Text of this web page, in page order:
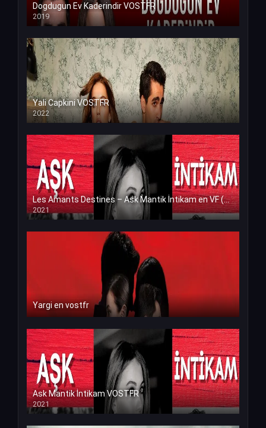
Dogdugun Ev Kaderindir VOSTFR
2019
Yali Capkini VOSTFR
2022
Les Amants Destines – Ask Mantik İntikam en VF (Voix Francaise)
2021
Yargi en vostfr
Ask Mantik İntikam VOSTFR
2021